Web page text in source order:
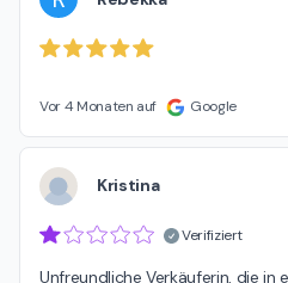
Vor 4 Monaten auf Google
Kristina
Verifiziert
Unfreundliche Verkäuferin, die in